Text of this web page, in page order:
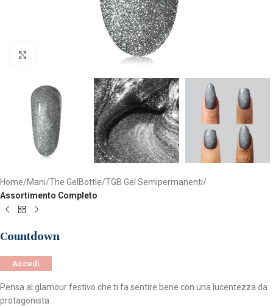
Home Mani The GelBottle TGB Gel Semipermanenti
Assortimento Completo
Countdown
Accedi
Pensa al glamour festivo che ti fa sentire bene con una lucentezza da
protagonista.